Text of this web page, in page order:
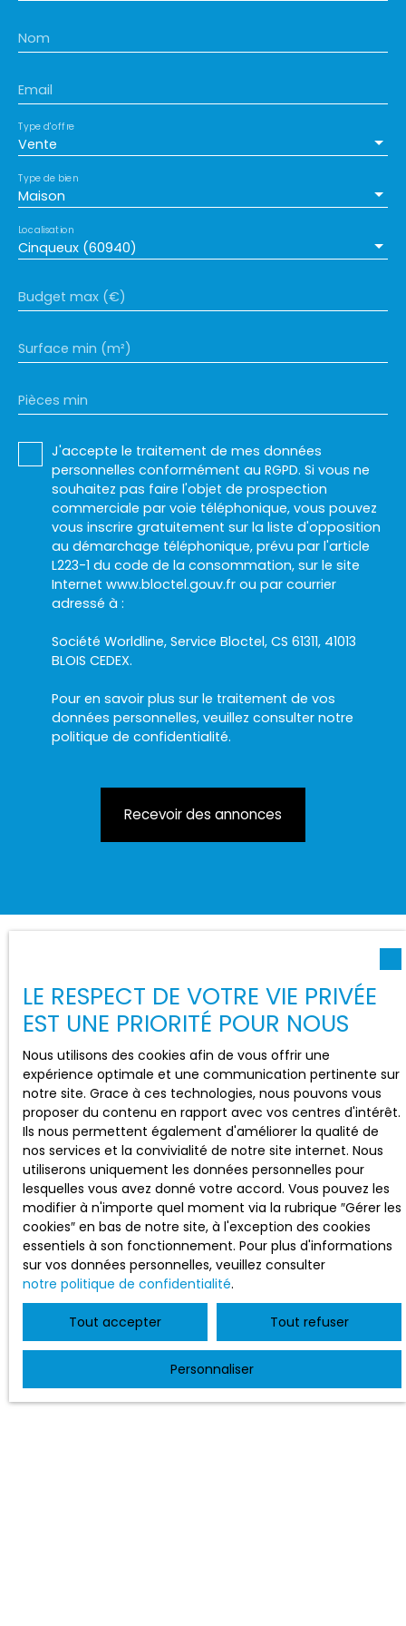
Nom
Email
Vente
Type d'offre
Maison
Type de bien
Cinqueux (60940)
Localisation
Budget max (€)
Surface min (m²)
Pièces min
J'accepte le traitement de mes données
personnelles conformément au RGPD. Si vous ne
souhaitez pas faire l'objet de prospection
commerciale par voie téléphonique, vous pouvez
vous inscrire gratuitement sur la liste d'opposition
au démarchage téléphonique, prévu par l'article
L223-1 du code de la consommation, sur le site
Internet www.bloctel.gouv.fr ou par courrier
adressé à :
Société Worldline, Service Bloctel, CS 61311, 41013
BLOIS CEDEX.
Pour en savoir plus sur le traitement de vos
données personnelles, veuillez consulter notre
politique de confidentialité.
Recevoir des annonces
LE RESPECT DE VOTRE VIE PRIVÉE
EST UNE PRIORITÉ POUR NOUS
Nous utilisons des cookies afin de vous offrir une
expérience optimale et une communication pertinente sur
notre site. Grace à ces technologies, nous pouvons vous
proposer du contenu en rapport avec vos centres d'intérêt.
Ils nous permettent également d'améliorer la qualité de
nos services et la convivialité de notre site internet. Nous
utiliserons uniquement les données personnelles pour
lesquelles vous avez donné votre accord. Vous pouvez les
modifier à n'importe quel moment via la rubrique ″Gérer les
cookies″ en bas de notre site, à l'exception des cookies
essentiels à son fonctionnement. Pour plus d'informations
sur vos données personnelles, veuillez consulter
notre politique de confidentialité.
Tout accepter Tout refuser
Personnaliser